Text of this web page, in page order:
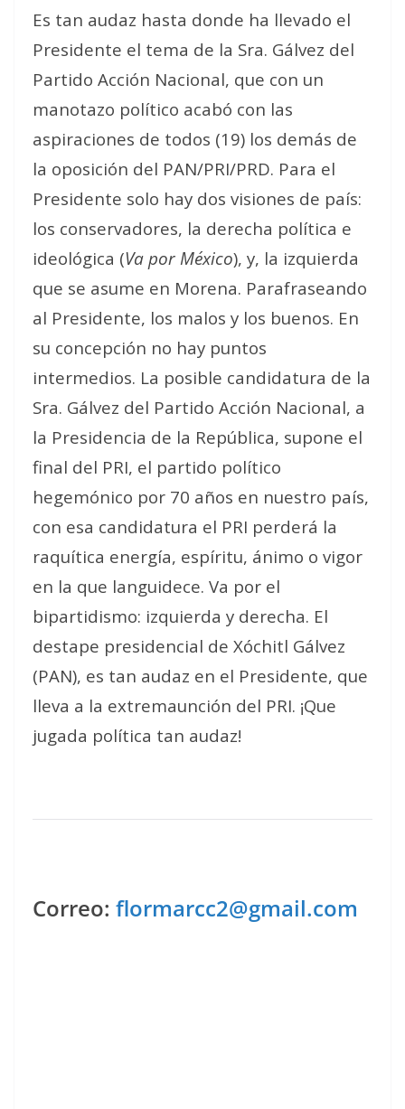
Es tan audaz hasta donde ha llevado el
Presidente el tema de la Sra. Gálvez del
Partido Acción Nacional, que con un
manotazo político acabó con las
aspiraciones de todos (19) los demás de
la oposición del PAN/PRI/PRD. Para el
Presidente solo hay dos visiones de país:
los conservadores, la derecha política e
ideológica (Va por México), y, la izquierda
que se asume en Morena. Parafraseando
al Presidente, los malos y los buenos. En
su concepción no hay puntos
intermedios. La posible candidatura de la
Sra. Gálvez del Partido Acción Nacional, a
la Presidencia de la República, supone el
final del PRI, el partido político
hegemónico por 70 años en nuestro país,
con esa candidatura el PRI perderá la
raquítica energía, espíritu, ánimo o vigor
en la que languidece. Va por el
bipartidismo: izquierda y derecha. El
destape presidencial de Xóchitl Gálvez
(PAN), es tan audaz en el Presidente, que
lleva a la extremaunción del PRI. ¡Que
jugada política tan audaz!
Correo: flormarcc2@gmail.com